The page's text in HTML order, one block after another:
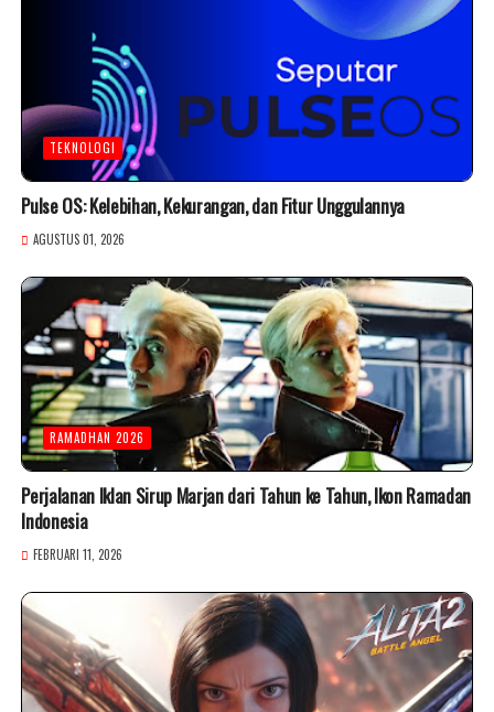
TEKNOLOGI
Pulse OS: Kelebihan, Kekurangan, dan Fitur Unggulannya
AGUSTUS 01, 2026
RAMADHAN 2026
Perjalanan Iklan Sirup Marjan dari Tahun ke Tahun, Ikon Ramadan
Indonesia
FEBRUARI 11, 2026